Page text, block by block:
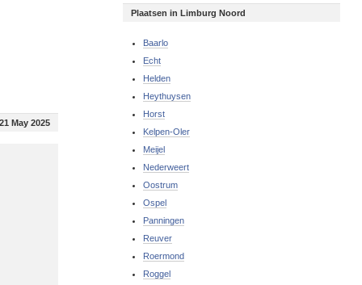
21 May 2025
Plaatsen in Limburg Noord
Baarlo
Echt
Helden
Heythuysen
Horst
Kelpen-Oler
Meijel
Nederweert
Oostrum
Ospel
Panningen
Reuver
Roermond
Roggel